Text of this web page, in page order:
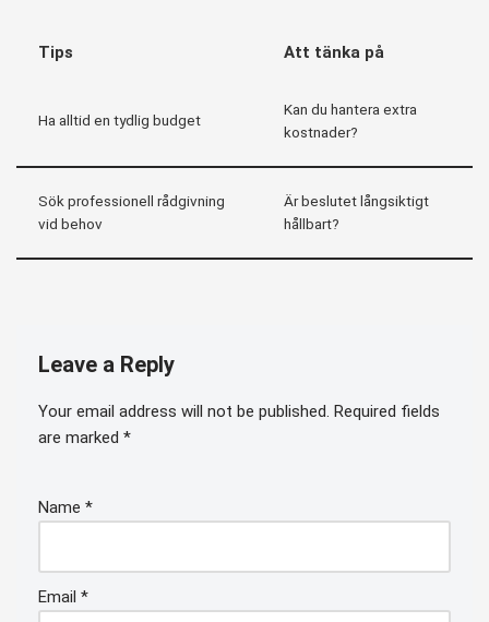
Tips Att tänka på
Ha alltid en tydlig budget
Kan du hantera extra
kostnader?
Sök professionell rådgivning
vid behov
Är beslutet långsiktigt
hållbart?
Leave a Reply
Your email address will not be published. Required fields
are marked *
Name *
Email *